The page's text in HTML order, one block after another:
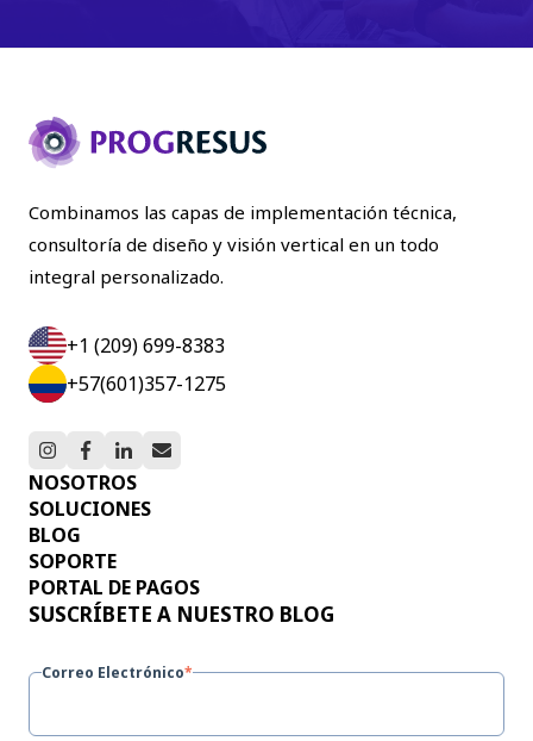
Combinamos las capas de implementación técnica,
consultoría de diseño y visión vertical en un todo
integral personalizado.
+1 (209) 699-8383
+57(601)357-1275
NOSOTROS
SOLUCIONES
BLOG
SOPORTE
PORTAL DE PAGOS
SUSCRÍBETE A NUESTRO BLOG
Correo Electrónico*